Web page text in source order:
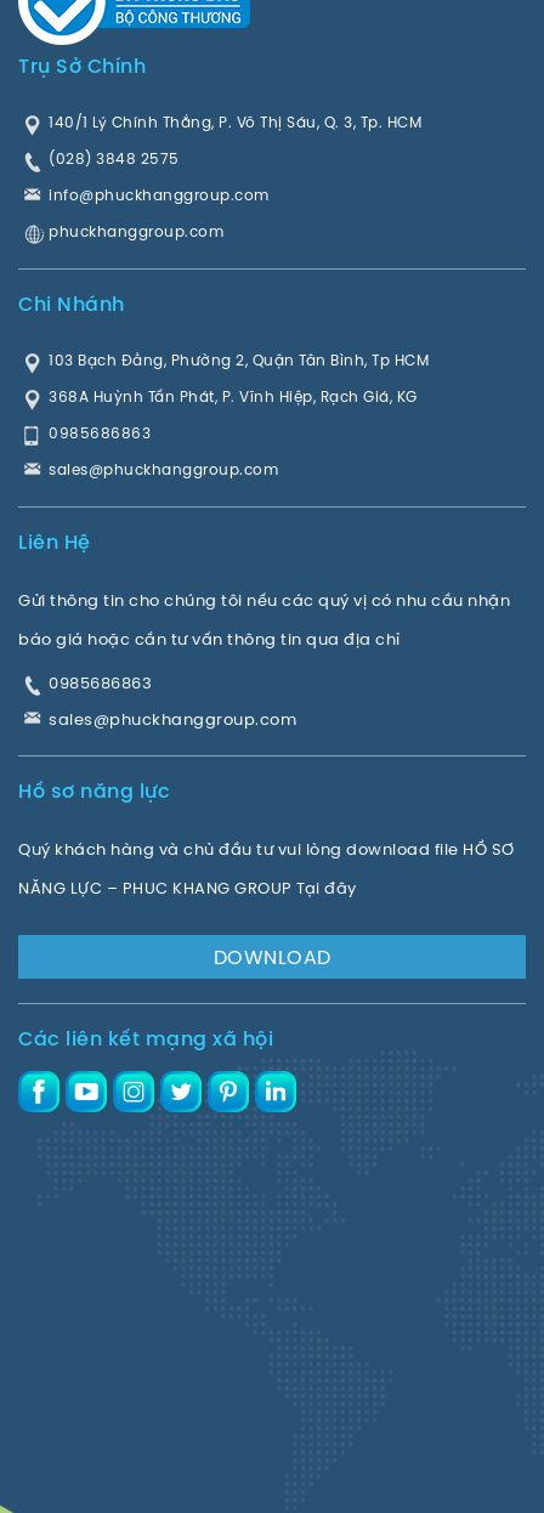
Trụ Sở Chính
140/1 Lý Chính Thắng, P. Võ Thị Sáu, Q. 3, Tp. HCM
(028) 3848 2575
info@phuckhanggroup.com
phuckhanggroup.com
Chi Nhánh
103 Bạch Đằng, Phường 2, Quận Tân Bình, Tp HCM
368A Huỳnh Tấn Phát, P. Vĩnh Hiệp, Rạch Giá, KG
0985686863
sales@phuckhanggroup.com
Liên Hệ
Gửi thông tin cho chúng tôi nếu các quý vị có nhu cầu nhận
báo giá hoặc cần tư vấn thông tin qua địa chỉ
0985686863
sales@phuckhanggroup.com
Hồ sơ năng lực
Quý khách hàng và chủ đầu tư vui lòng download file HỒ SƠ
NĂNG LỰC – PHUC KHANG GROUP Tại đây
DOWNLOAD
Các liên kết mạng xã hội